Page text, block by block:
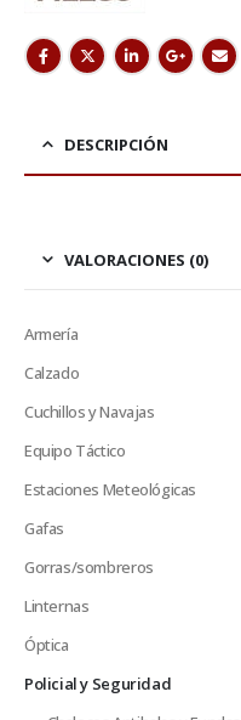
DESCRIPCIÓN
VALORACIONES (0)
Armería
Calzado
Cuchillos y Navajas
Equipo Táctico
Estaciones Meteológicas
Gafas
Gorras/sombreros
Linternas
Óptica
Policial y Seguridad